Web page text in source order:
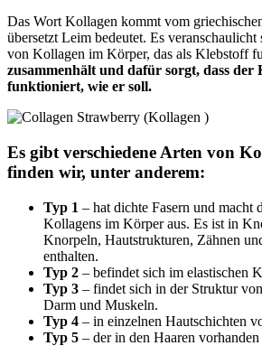
Das Wort Kollagen kommt vom
übersetzt Leim bedeutet. Es
von Kollagen im Körper, das als Klebstoff
zusammenhält und dafür sorgt, dass der
funktioniert, wie er soll.
Es gibt verschiedene Arten von
finden wir, unter anderem:
Typ 1 – hat dichte Fasern und macht
Kollagens im Körper aus. Es ist in
Knorpeln, Hautstrukturen, Zähnen
enthalten.
Typ 2 – befindet sich im elastischen
Typ 3 – findet sich in der Struktur
Darm und Muskeln.
Typ 4 – in einzelnen Hautschichten
Typ 5 – der in den Haaren vorhanden